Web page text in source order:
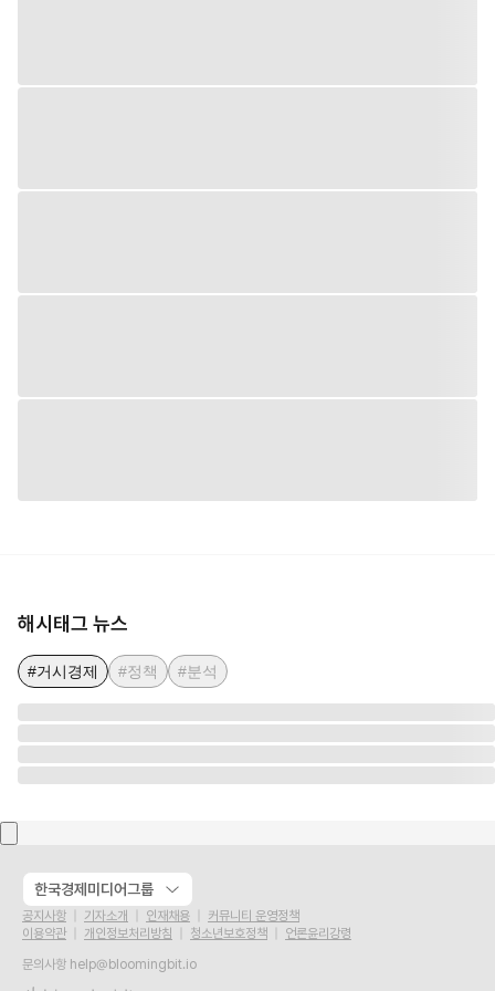
해시태그 뉴스
#거시경제 #정책 #분석
한국경제미디어그룹
공지사항 기자소개 인재채용
커뮤니티 운영정책
이용약관
개인정보처리방침 청소년보호정책
언론윤리강령
문의사항 help@bloomingbit.io